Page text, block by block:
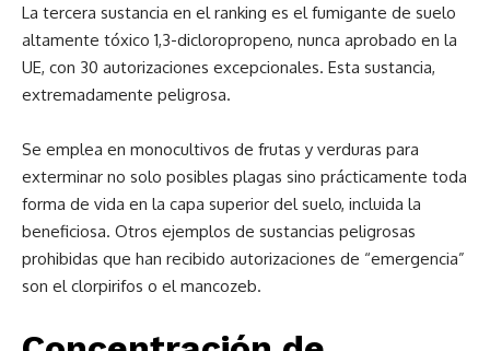
La tercera sustancia en el ranking es el fumigante de suelo
altamente tóxico 1,3-dicloropropeno, nunca aprobado en la
UE, con 30 autorizaciones excepcionales. Esta sustancia,
extremadamente peligrosa.
Se emplea en monocultivos de frutas y verduras para
exterminar no solo posibles plagas sino prácticamente toda
forma de vida en la capa superior del suelo, incluida la
beneficiosa. Otros ejemplos de sustancias peligrosas
prohibidas que han recibido autorizaciones de “emergencia”
son el clorpirifos o el mancozeb.